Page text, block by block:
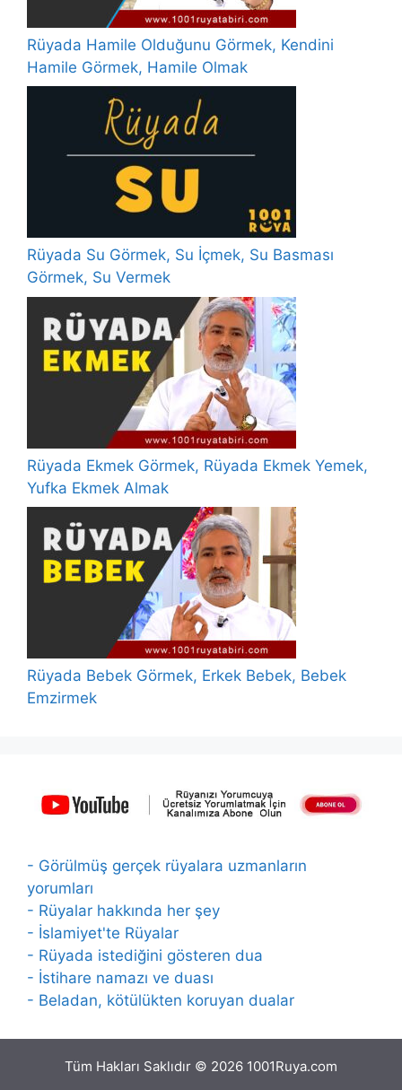
Rüyada Hamile Olduğunu Görmek, Kendini
Hamile Görmek, Hamile Olmak
Rüyada Su Görmek, Su İçmek, Su Basması
Görmek, Su Vermek
Rüyada Ekmek Görmek, Rüyada Ekmek Yemek,
Yufka Ekmek Almak
Rüyada Bebek Görmek, Erkek Bebek, Bebek
Emzirmek
- Görülmüş gerçek rüyalara uzmanların
yorumları
- Rüyalar hakkında her şey
- İslamiyet'te Rüyalar
- Rüyada istediğini gösteren dua
- İstihare namazı ve duası
- Beladan, kötülükten koruyan dualar
Tüm Hakları Saklıdır © 2026 1001Ruya.com